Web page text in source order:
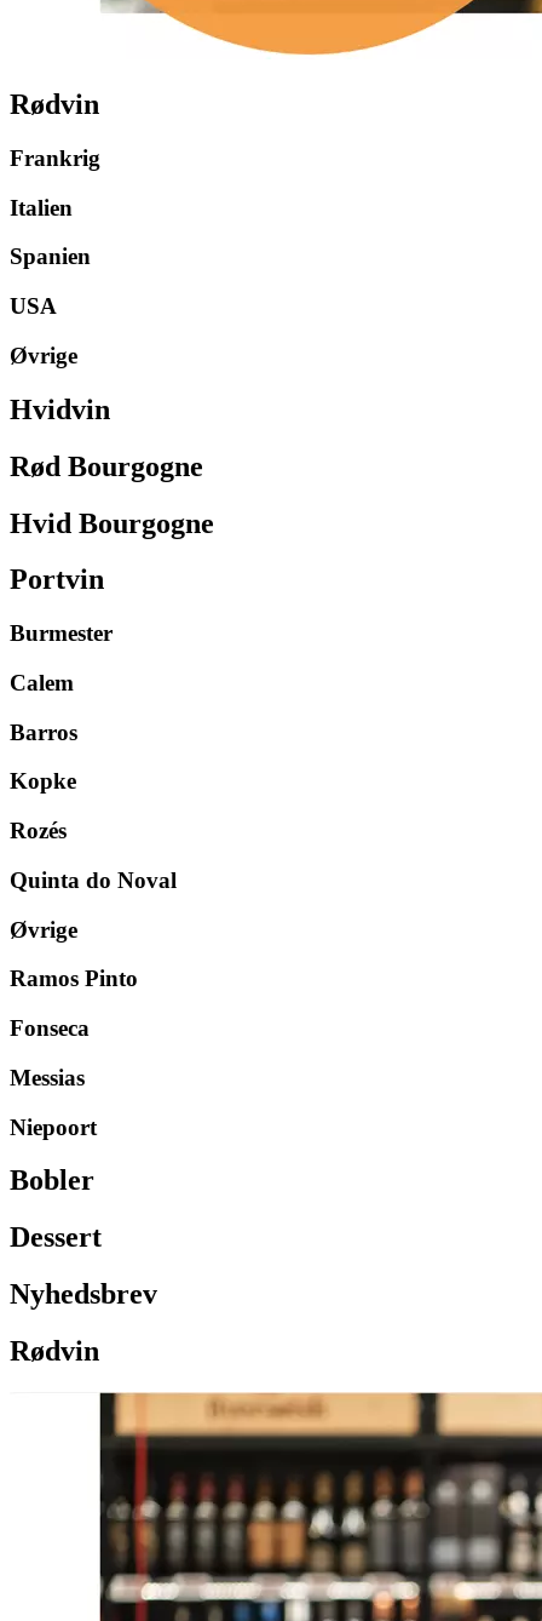
Rødvin
Frankrig
Italien
Spanien
USA
Øvrige
Hvidvin
Rød Bourgogne
Hvid Bourgogne
Portvin
Burmester
Calem
Barros
Kopke
Rozés
Quinta do Noval
Øvrige
Ramos Pinto
Fonseca
Messias
Niepoort
Bobler
Dessert
Nyhedsbrev
Rødvin